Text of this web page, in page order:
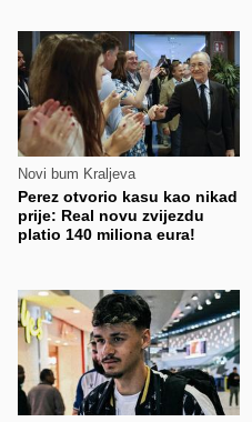
Novi bum Kraljeva
Perez otvorio kasu kao nikad
prije: Real novu zvijezdu
platio 140 miliona eura!